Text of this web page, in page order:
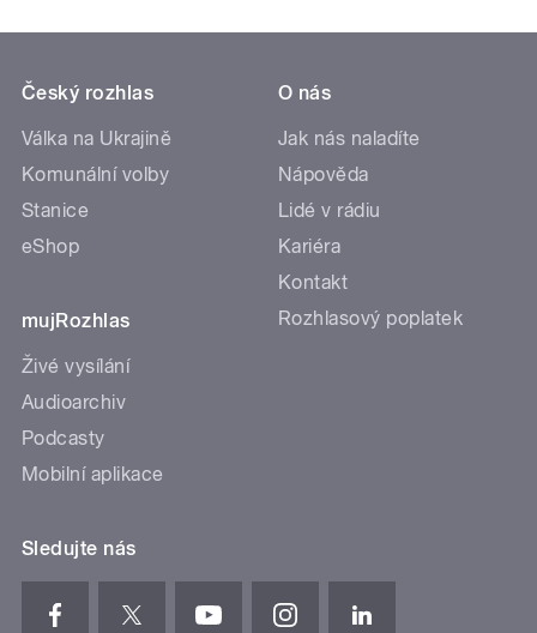
Český rozhlas
Válka na Ukrajině
Komunální volby
Stanice
eShop
mujRozhlas
Živé vysílání
Audioarchiv
Podcasty
Mobilní aplikace
O nás
Jak nás naladíte
Nápověda
Lidé v rádiu
Kariéra
Kontakt
Rozhlasový poplatek
Sledujte nás